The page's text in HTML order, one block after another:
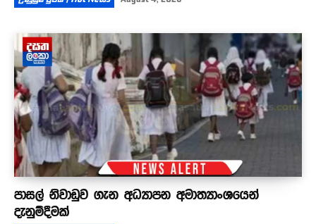
පාසල් නිවාඩුව ගැන අධ්‍යාපන අමාත්‍යාංශයෙන්
දැනුම්දීමක්